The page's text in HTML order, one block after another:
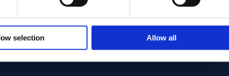
selection Allow all